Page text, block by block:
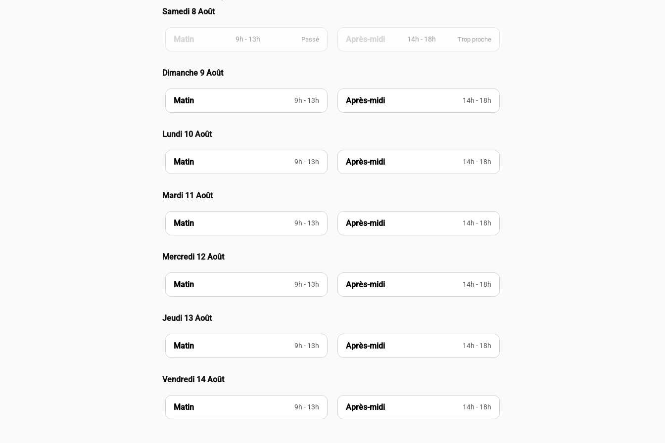
Samedi 8 Août
Matin 9h - 13h Passé Après-midi 14h - 18h Trop proche
Dimanche 9 Août
Matin 9h - 13h Après-midi 14h - 18h
Lundi 10 Août
Matin 9h - 13h Après-midi 14h - 18h
Mardi 11 Août
Matin 9h - 13h Après-midi 14h - 18h
Mercredi 12 Août
Matin 9h - 13h Après-midi 14h - 18h
Jeudi 13 Août
Matin 9h - 13h Après-midi 14h - 18h
Vendredi 14 Août
Matin 9h - 13h Après-midi 14h - 18h